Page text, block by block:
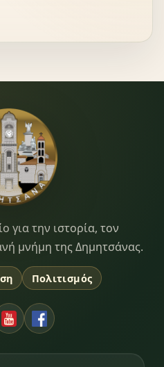
για την ιστορία, τον
μνήμη της Δημητσάνας.
Πολιτισμός